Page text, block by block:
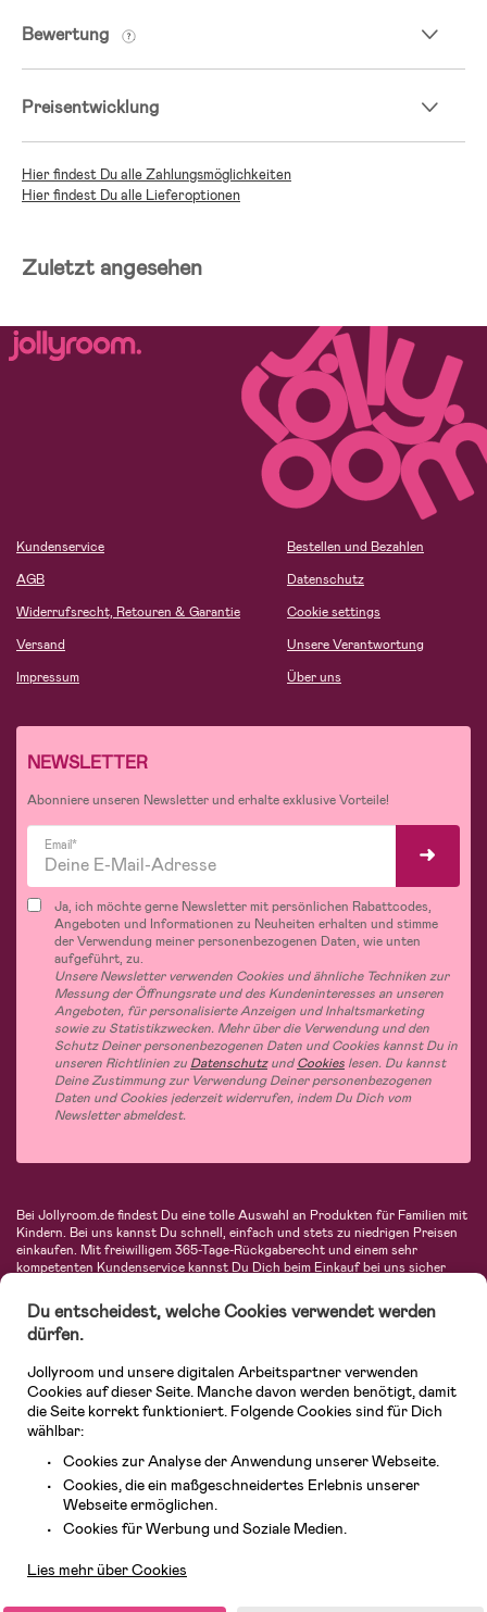
Bewertung
Preisentwicklung
Hier findest Du alle Zahlungsmöglichkeiten
Hier findest Du alle Lieferoptionen
Zuletzt angesehen
Kundenservice
AGB
Widerrufsrecht, Retouren & Garantie
Versand
Impressum
Bestellen und Bezahlen
Datenschutz
Cookie settings
Unsere Verantwortung
Über uns
NEWSLETTER
Abonniere unseren Newsletter und erhalte exklusive Vorteile!
Email*
Ja, ich möchte gerne Newsletter mit persönlichen Rabattcodes,
Angeboten und Informationen zu Neuheiten erhalten und stimme
der Verwendung meiner personenbezogenen Daten, wie unten
aufgeführt, zu.
Unsere Newsletter verwenden Cookies und ähnliche Techniken zur
Messung der Öffnungsrate und des Kundeninteresses an unseren
Angeboten, für personalisierte Anzeigen und Inhaltsmarketing
sowie zu Statistikzwecken. Mehr über die Verwendung und den
Schutz Deiner personenbezogenen Daten und Cookies kannst Du in
unseren Richtlinien zu DatenschutzundCookies lesen. Du kannst
Deine Zustimmung zur Verwendung Deiner personenbezogenen
Daten und Cookies jederzeit widerrufen, indem Du Dich vom
Newsletter abmeldest.
Bei Jollyroom.de findest Du eine tolle Auswahl an Produkten für Familien mit
Kindern. Bei uns kannst Du schnell, einfach und stets zu niedrigen Preisen
einkaufen. Mit freiwilligem 365-Tage-Rückgaberecht und einem sehr
kompetenten Kundenservice kannst Du Dich beim Einkauf bei uns sicher
Autositze, Kinder- und Babymode, Produkte für Mütter und eine Menge
fantastischer Einrichtungsgegenstände, Spielsachen, Babyprodukte und
vieles mehr. Wir haben Produkte von bekannten Herstellern wie Britax, Maxi-
Avent, Jack Wolfskin, Cybex, LEGO und vielen mehr. Schau Dich um in
unserer vielfältigen Online-Boutique für Kinder & Babys. Willkommen!
Du entscheidest, welche Cookies verwendet werden
dürfen.
Jollyroom und unsere digitalen Arbeitspartner verwenden
Cookies auf dieser Seite. Manche davon werden benötigt, damit
die Seite korrekt funktioniert. Folgende Cookies sind für Dich
wählbar:
Cookies zur Analyse der Anwendung unserer Webseite.
Cookies, die ein maßgeschneidertes Erlebnis unserer
Webseite ermöglichen.
Cookies für Werbung und Soziale Medien.
Lies mehr über Cookies